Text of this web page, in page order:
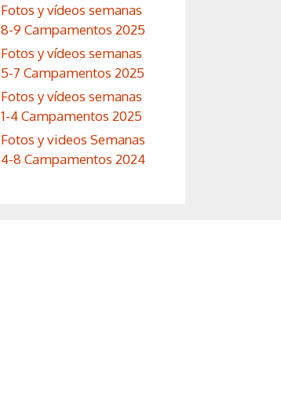
Fotos y vídeos semanas
8-9 Campamentos 2025
Fotos y vídeos semanas
5-7 Campamentos 2025
Fotos y vídeos semanas
1-4 Campamentos 2025
Fotos y videos Semanas
4-8 Campamentos 2024